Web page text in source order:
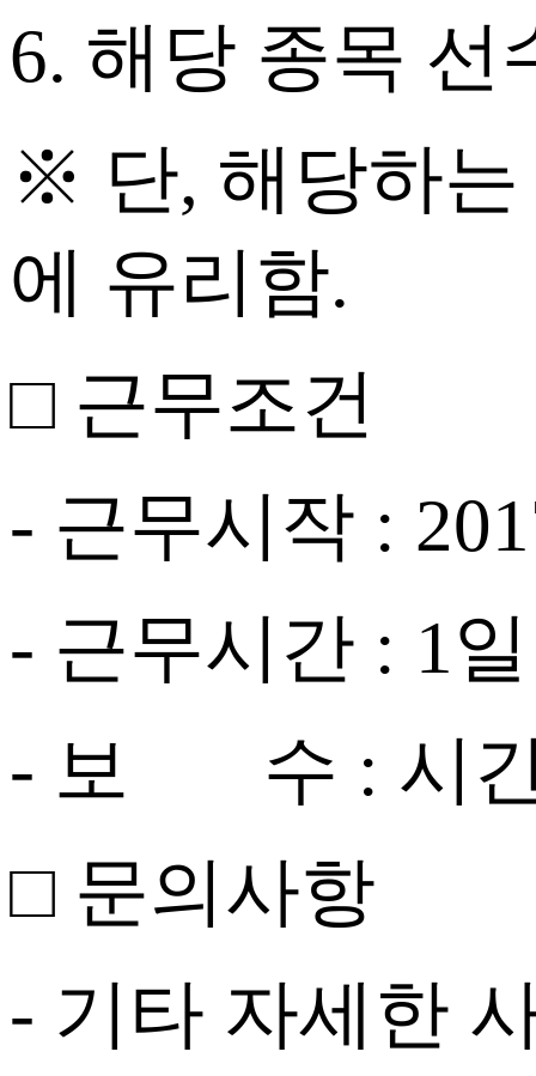
6. 해당 종목
※ 단, 해당하는
에 유리함.
□ 근무조건
- 근무시작 :
- 근무시간 : 1
- 보 수 : 시간
□ 문의사항
- 기타 자세한